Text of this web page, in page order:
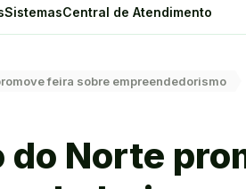
SistemasCentral de Atendimento
feira sobre empreendedorismo
do Norte